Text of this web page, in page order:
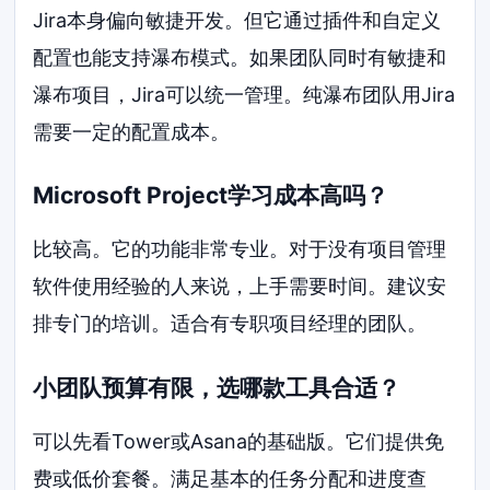
Jira本身偏向敏捷开发。但它通过插件和自定义
配置也能支持瀑布模式。如果团队同时有敏捷和
瀑布项目，Jira可以统一管理。纯瀑布团队用Jira
需要一定的配置成本。
Microsoft Project学习成本高吗？
比较高。它的功能非常专业。对于没有项目管理
软件使用经验的人来说，上手需要时间。建议安
排专门的培训。适合有专职项目经理的团队。
小团队预算有限，选哪款工具合适？
可以先看Tower或Asana的基础版。它们提供免
费或低价套餐。满足基本的任务分配和进度查